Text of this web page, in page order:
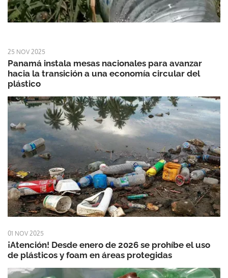
25 NOV 2025
Panamá instala mesas nacionales para avanzar
hacia la transición a una economía circular del
plástico
01 NOV 2025
¡Atención! Desde enero de 2026 se prohíbe el uso
de plásticos y foam en áreas protegidas